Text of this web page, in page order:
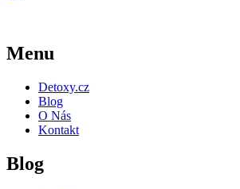
Menu
Detoxy.cz
Blog
O Nás
Kontakt
Blog